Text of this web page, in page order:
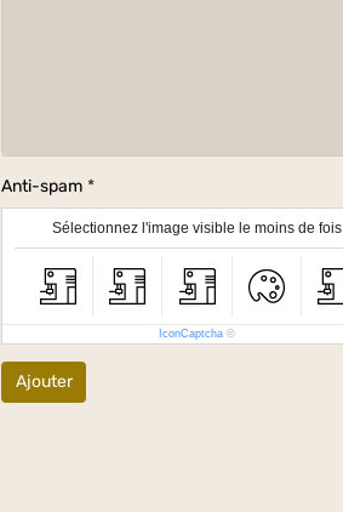
Anti-spam
Sélectionnez l'image visible le moins de fois
IconCaptcha ©
Ajouter